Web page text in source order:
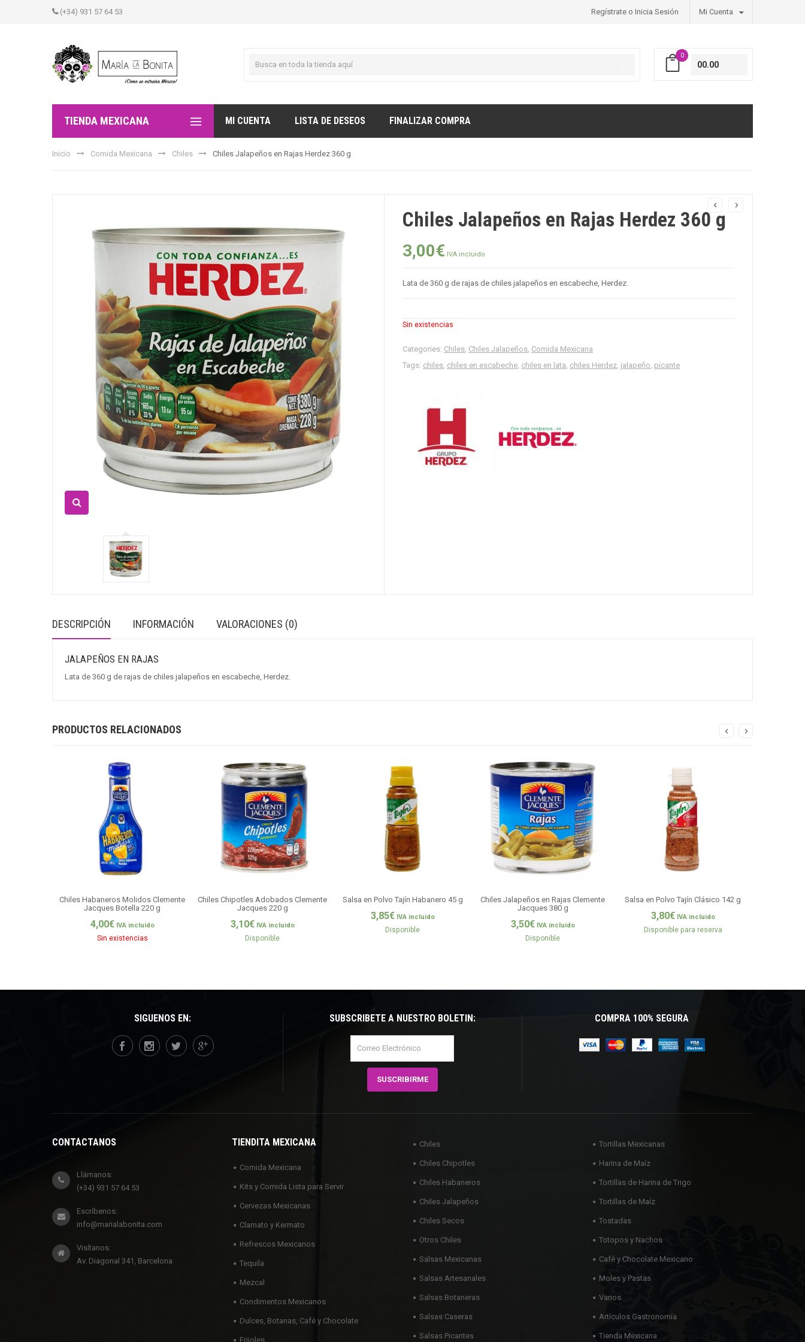
(+34) 931 57 64 53 Regístrate o Inicia Sesión Mi Cuenta
0
00.00
TIENDA MEXICANA MI CUENTA LISTA DE DESEOS FINALIZAR COMPRA
Inicio Comida Mexicana Chiles Chiles Jalapeños en Rajas Herdez 360 g
Chiles Jalapeños en Rajas Herdez 360 g
3,00€ IVA incluido
Lata de 360 g de rajas de chiles jalapeños en escabeche, Herdez.
Sin existencias
Categories: Chiles, Chiles Jalapeños, Comida Mexicana
Tags: chiles, chiles en escabeche, chiles en lata, chiles Herdez, jalapeño, picante
DESCRIPCIÓN INFORMACIÓN VALORACIONES (0)
JALAPEÑOS EN RAJAS
Lata de 360 g de rajas de chiles jalapeños en escabeche, Herdez.
PRODUCTOS RELACIONADOS
Chiles Habaneros Molidos Clemente
Jacques Botella 220 g
4,00€ IVA incluido
Sin existencias
Chiles Chipotles Adobados Clemente
Jacques 220 g
3,10€ IVA incluido
Disponible
Salsa en Polvo Tajín Habanero 45 g
3,85€ IVA incluido
Disponible
Chiles Jalapeños en Rajas Clemente
Jacques 380 g
3,50€ IVA incluido
Disponible
Salsa en Polvo Tajín Clásico 142 g
3,80€ IVA incluido
Disponible para reserva
SÍGUENOS EN: SUBSCRÍBETE A NUESTRO BOLETÍN: COMPRA 100% SEGURA
CONTÁCTANOS
Llámanos:
(+34) 931 57 64 53
Escríbenos:
info@marialabonita.com
Visítanos:
Av. Diagonal 341, Barcelona
TIENDITA MEXICANA
Comida Mexicana
Kits y Comida Lista para Servir
Cervezas Mexicanas
Clamato y Kermato
Refrescos Mexicanos
Tequila
Mezcal
Condimentos Mexicanos
Dulces, Botanas, Café y Chocolate
Frijoles
Chiles
Chiles Chipotles
Chiles Habaneros
Chiles Jalapeños
Chiles Secos
Otros Chiles
Salsas Mexicanas
Salsas Artesanales
Salsas Botaneras
Salsas Caseras
Salsas Picantes
Tortillas Mexicanas
Harina de Maíz
Tortillas de Harina de Trigo
Tortillas de Maíz
Tostadas
Totopos y Nachos
Café y Chocolate Mexicano
Moles y Pastas
Varios
Artículos Gastronomía
Tienda Mexicana